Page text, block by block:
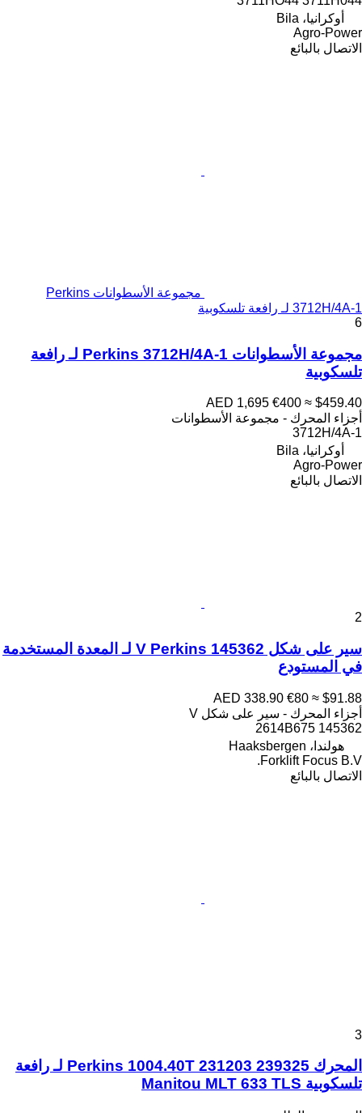
أوكرانيا، Bila
Agro-Power
الاتصال بالبائع
مجموعة الأسطوانات Perkins
3712H/4A-1 لـ رافعة تلسكوبية
6
مجموعة الأسطوانات Perkins 3712H/4A-1 لـ رافعة
تلسكوبية
AED 1,695 €400 ≈ $459.40
أجزاء المحرك - مجموعة الأسطوانات
3712H/4A-1
أوكرانيا، Bila
Agro-Power
الاتصال بالبائع
2
سير على شكل V Perkins 145362 لـ المعدة المستخدمة
في المستودع
AED 338.90 €80 ≈ $91.88
أجزاء المحرك - سير على شكل V
145362 2614B675
هولندا، Haaksbergen
Forklift Focus B.V.
الاتصال بالبائع
3
المحرك Perkins 1004.40T 231203 239325 لـ رافعة
تلسكوبية Manitou MLT 633 TLS